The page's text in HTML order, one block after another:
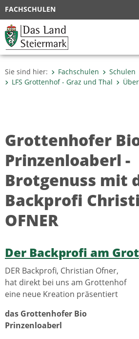
FACHSCHULEN
Sie sind hier: Fachschulen
Schulen
LFS Grottenhof - Graz und Thal
Grottenhofer
Prinzenloaberl -
Brotgenuss mit
Backprofi
OFNER
Der Backprofi am
DER Backprofi, Christian Ofner,
hat direkt bei uns am Grottenhof
eine neue Kreation präsentiert
das Grottenhofer Bio
Prinzenloaberl